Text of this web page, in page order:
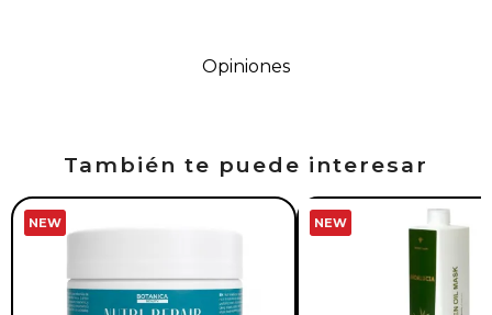
Opiniones
También te puede interesar
NEW NEW